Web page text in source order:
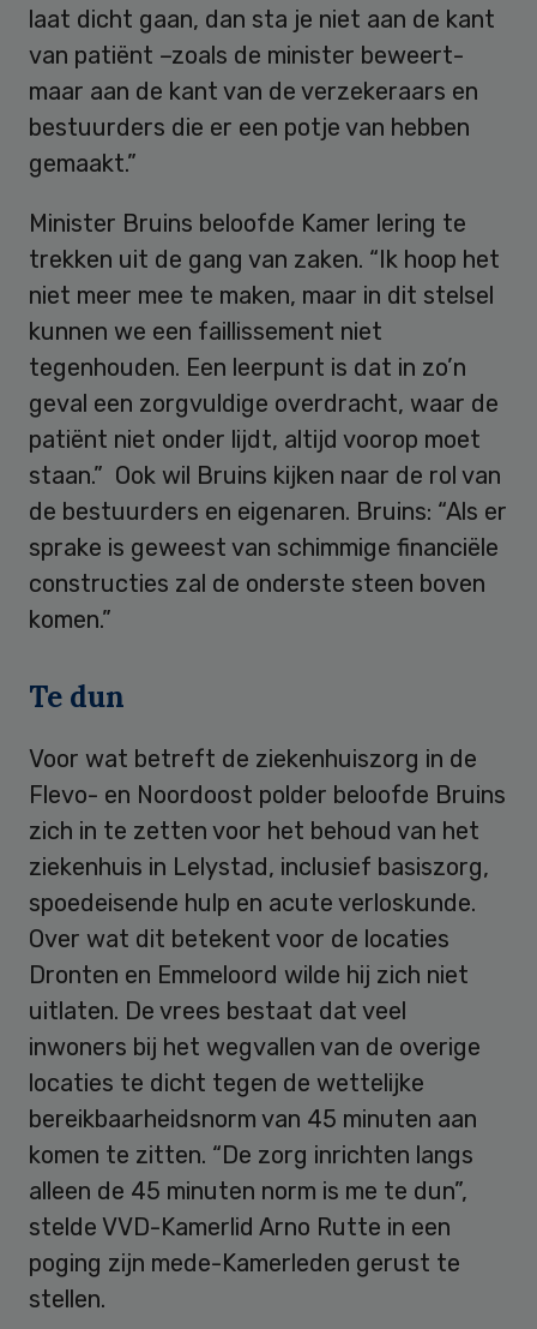
laat dicht gaan, dan sta je niet aan de kant
van patiënt –zoals de minister beweert-
maar aan de kant van de verzekeraars en
bestuurders die er een potje van hebben
gemaakt.”
Minister Bruins beloofde Kamer lering te
trekken uit de gang van zaken. “Ik hoop het
niet meer mee te maken, maar in dit stelsel
kunnen we een faillissement niet
tegenhouden. Een leerpunt is dat in zo’n
geval een zorgvuldige overdracht, waar de
patiënt niet onder lijdt, altijd voorop moet
staan.” Ook wil Bruins kijken naar de rol van
de bestuurders en eigenaren. Bruins: “Als er
sprake is geweest van schimmige financiële
constructies zal de onderste steen boven
komen.”
Te dun
Voor wat betreft de ziekenhuiszorg in de
Flevo- en Noordoost polder beloofde Bruins
zich in te zetten voor het behoud van het
ziekenhuis in Lelystad, inclusief basiszorg,
spoedeisende hulp en acute verloskunde.
Over wat dit betekent voor de locaties
Dronten en Emmeloord wilde hij zich niet
uitlaten. De vrees bestaat dat veel
inwoners bij het wegvallen van de overige
locaties te dicht tegen de wettelijke
bereikbaarheidsnorm van 45 minuten aan
komen te zitten. “De zorg inrichten langs
alleen de 45 minuten norm is me te dun”,
stelde VVD-Kamerlid Arno Rutte in een
poging zijn mede-Kamerleden gerust te
stellen.